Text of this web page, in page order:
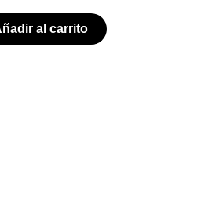
al carrito